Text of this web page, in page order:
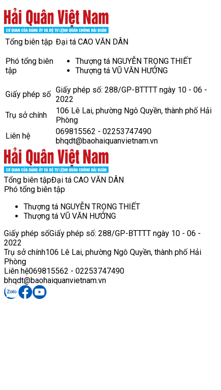
Tổng biên tập Đại tá CAO VĂN DÂN
Phó tổng biên
tập
Thượng tá NGUYỄN TRỌNG THIẾT
Thượng tá VŨ VĂN HƯỞNG
Giấy phép số Giấy phép số: 288/GP-BTTTT ngày 10 - 06 -
2022
Trụ sở chính
106 Lê Lai, phường Ngô Quyền, thành phố Hải
Phòng
Liên hệ
069815562 - 02253747490
bhqdt@baohaiquanvietnam.vn
Tổng biên tậpĐại tá CAO VĂN DÂN
Phó tổng biên tập
Thượng tá NGUYỄN TRỌNG THIẾT
Thượng tá VŨ VĂN HƯỞNG
Giấy phép sốGiấy phép số: 288/GP-BTTTT ngày 10 - 06 -
2022
Trụ sở chính106 Lê Lai, phường Ngô Quyền, thành phố Hải
Phòng
Liên hệ069815562 - 02253747490
bhqdt@baohaiquanvietnam.vn